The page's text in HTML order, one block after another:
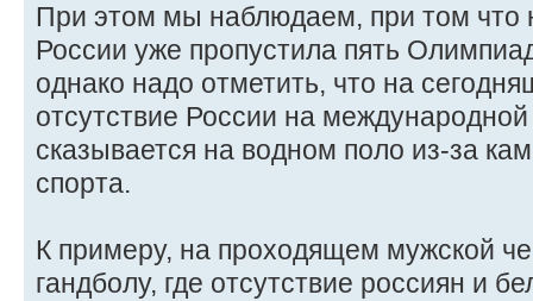
При этом мы наблюдаем, при том что
России уже пропустила пять
однако надо отметить, что на
отсутствие России на
сказывается на водном поло из-за
спорта.
К примеру, на проходящем мужской
гандболу, где отсутствие россиян и